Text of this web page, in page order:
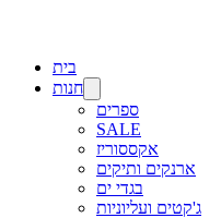
בית
חנות
ספרים
SALE
אקססוריז
ארנקים ותיקים
בגדי ים
ג'קטים ועליוניות